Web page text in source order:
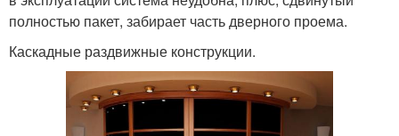
полностью пакет, забирает часть дверного проема.
Каскадные раздвижные конструкции.